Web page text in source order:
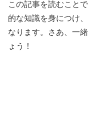
この記事を読むこと
的な知識を身につけ
なります。さあ、一
ょう！